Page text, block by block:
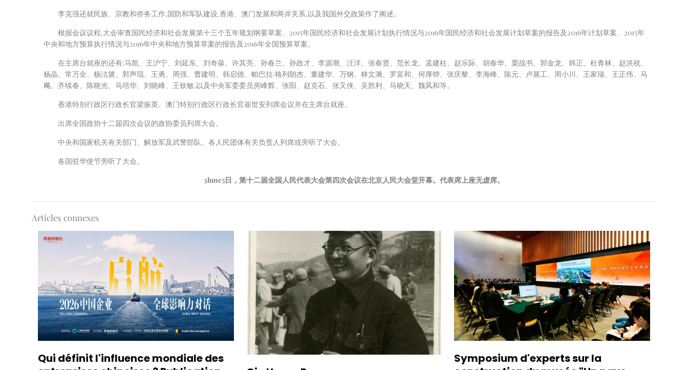
李克强还就民族、宗教和侨务工作,国防和军队建设,香港、澳门发展和两岸关系,以及我国外交政策作了阐述。
根据会议议程,大会审查国民经济和社会发展第十三个五年规划纲要草案、2015年国民经济和社会发展计划执行情况与2016年国民经济和社会发展计划草案的报告及2016年计划草案、2015年
中央和地方预算执行情况与2016年中央和地方预算草案的报告及2016年全国预算草案。
在主席台就座的还有:马凯、王沪宁、刘延东、刘奇葆、许其亮、孙春兰、孙政才、李源潮、汪洋、张春贤、范长龙、孟建柱、赵乐际、胡春华、栗战书、郭金龙、韩正、杜青林、赵洪祝、
杨晶、常万全、杨洁篪、郭声琨、王勇、周强、曹建明、韩启德、帕巴拉·格列朗杰、董建华、万钢、林文漪、罗富和、何厚铧、张庆黎、李海峰、陈元、卢展工、周小川、王家瑞、王正伟、马
飚、齐续春、陈晓光、马培华、刘晓峰、王钦敏,以及中央军委委员房峰辉、张阳、赵克石、张又侠、吴胜利、马晓天、魏凤和等。
香港特别行政区行政长官梁振英、澳门特别行政区行政长官崔世安列席会议并在主席台就座。
出席全国政协十二届四次会议的政协委员列席大会。
中央和国家机关有关部门、解放军及武警部队、各人民团体有关负责人列席或旁听了大会。
各国驻华使节旁听了大会。
3lune5日，第十二届全国人民代表大会第四次会议在北京人民大会堂开幕。代表席上座无虚席。
Articles connexes
Qui définit l'influence mondiale des
Symposium d'experts sur la